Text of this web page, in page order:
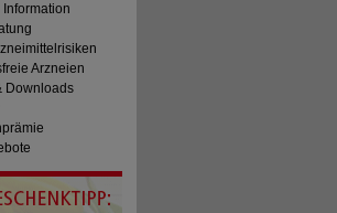
Arzneien
Downloads